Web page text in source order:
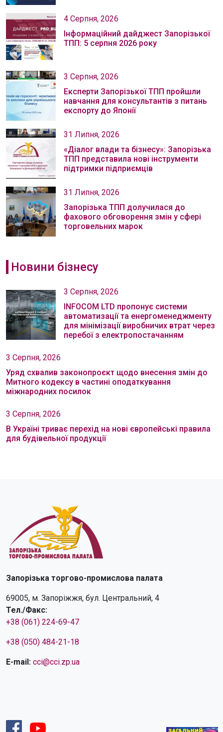
4 Серпня, 2026
Інформаційний дайджест Запорізької
ТПП: 5 серпня 2026 року
3 Серпня, 2026
Експерти Запорізької ТПП пройшли
навчання для консультантів з питань
експорту до Японії
31 Липня, 2026
«Діалог влади та бізнесу»: Запорізька
ТПП представила нові інструменти
підтримки підприємців
31 Липня, 2026
Запорізька ТПП долучилася до
фахового обговорення змін у сфері
торговельних марок
Новини бізнесу
3 Серпня, 2026
INFOCOM LTD пропонує системи
автоматизації та енергоменеджменту
для мінімізації виробничих втрат через
перебої з електропостачанням
3 Серпня, 2026
Уряд схвалив законопроєкт щодо внесення змін до
Митного кодексу в частині оподаткування
міжнародних посилок
3 Серпня, 2026
В Україні триває перехід на нові європейські правила
для будівельної продукції
Запорізька торгово-промислова палата
69005, м. Запоріжжя, бул. Центральний, 4
Тел./Факс:
+38 (061) 224-69-47
+38 (050) 484-21-18
E-mail: cci@cci.zp.ua